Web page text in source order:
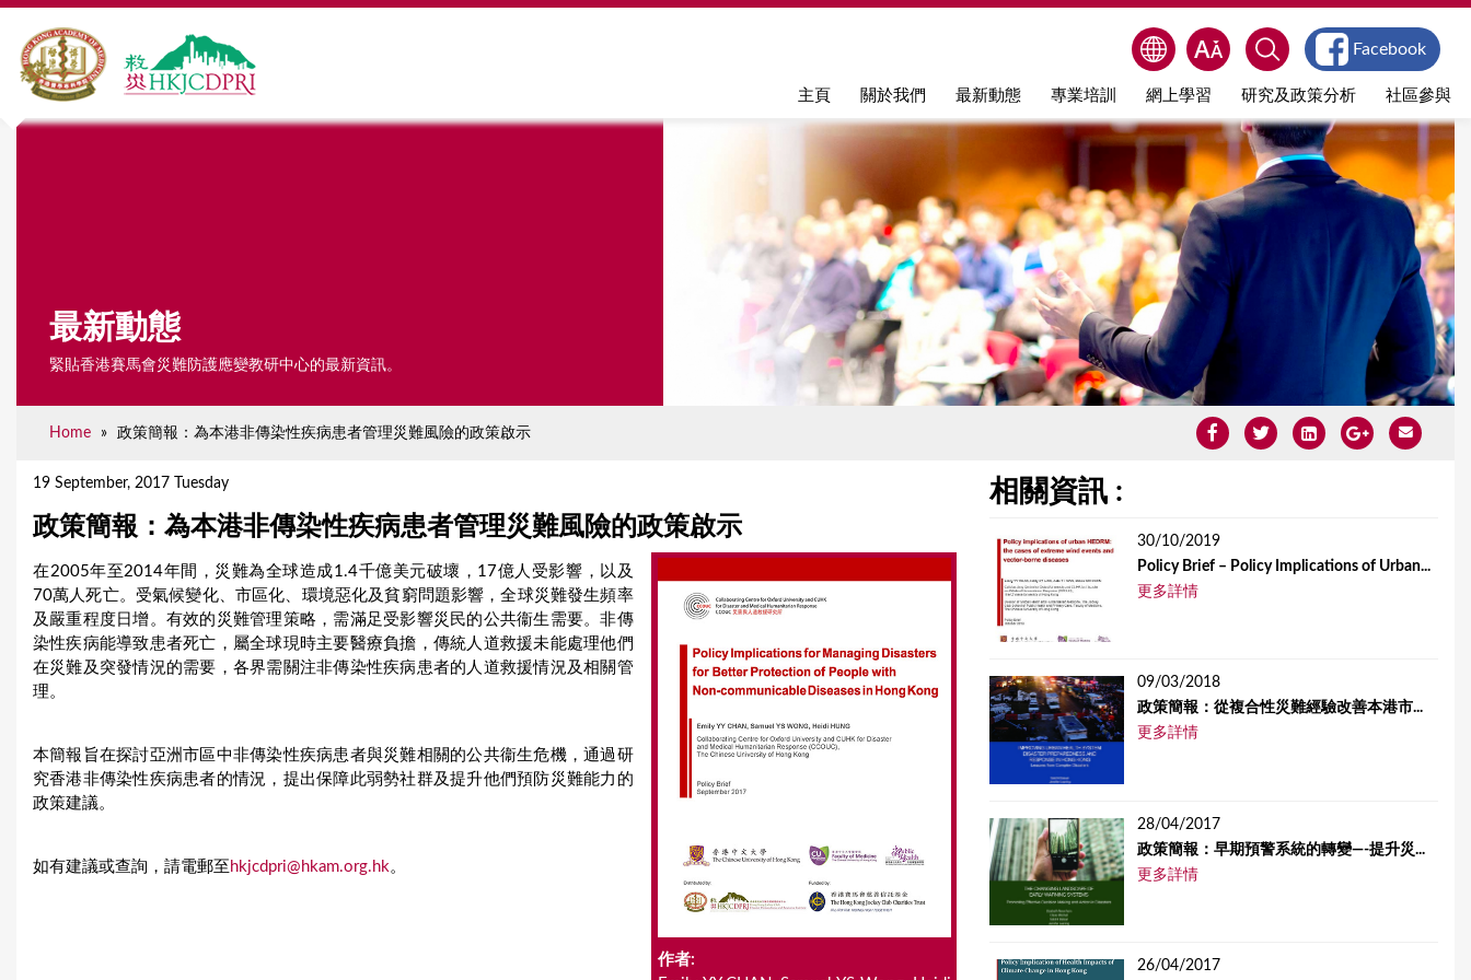
Jump to navigation
主頁 關於我們 最新動態 專業培訓 網上學習 研究及政策分析 社區參與
Facebook
最新動態
緊貼香港賽馬會災難防護應變教研中心的最新資訊。
Home » 政策簡報：為本港非傳染性疾病患者管理災難風險的政策啟示
19 September, 2017 Tuesday
政策簡報：為本港非傳染性疾病患者管理災難風險的政策啟示
作者:
在2005年至2014年間，災難為全球造成1.4千億美元破壞，17億人受影響，以及
70萬人死亡。受氣候變化、市區化、環境惡化及貧窮問題影響，全球災難發生頻率
及嚴重程度日增。有效的災難管理策略，需滿足受影響災民的公共衞生需要。非傳
染性疾病能導致患者死亡，屬全球現時主要醫療負擔，傳統人道救援未能處理他們
在災難及突發情況的需要，各界需關注非傳染性疾病患者的人道救援情況及相關管
理。
本簡報旨在探討亞洲市區中非傳染性疾病患者與災難相關的公共衞生危機，通過研
究香港非傳染性疾病患者的情況，提出保障此弱勢社群及提升他們預防災難能力的
政策建議。
如有建議或查詢，請電郵至 hkjcdpri@hkam.org.hk。
相關資訊 :
30/10/2019
Policy Brief – Policy Implications of Urban...
更多詳情
09/03/2018
政策簡報：從複合性災難經驗改善本港市...
更多詳情
28/04/2017
政策簡報：早期預警系統的轉變—-提升災...
更多詳情
26/04/2017